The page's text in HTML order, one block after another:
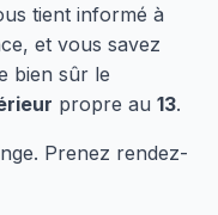
tient informé à
et vous savez
bien sûr le
propre au 13.
Prenez rendez-